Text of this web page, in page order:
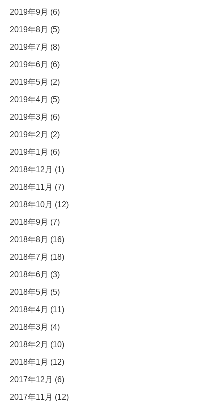
2019年9月 (6)
2019年8月 (5)
2019年7月 (8)
2019年6月 (6)
2019年5月 (2)
2019年4月 (5)
2019年3月 (6)
2019年2月 (2)
2019年1月 (6)
2018年12月 (1)
2018年11月 (7)
2018年10月 (12)
2018年9月 (7)
2018年8月 (16)
2018年7月 (18)
2018年6月 (3)
2018年5月 (5)
2018年4月 (11)
2018年3月 (4)
2018年2月 (10)
2018年1月 (12)
2017年12月 (6)
2017年11月 (12)